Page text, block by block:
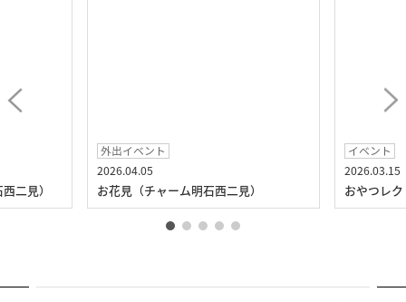
二見）
外出イベント
2026.04.05
お花見（チャーム明石西二見）
イベント
2026.03.15
おやつレ